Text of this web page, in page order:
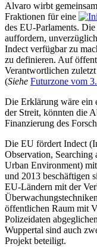
Alvaro wirbt
Fraktionen für eine
des EU-Parlaments.
auffordern,
Indect verfügbar zu
zu definieren. Auf
Verantwortlichen
(Siehe Futurzone vom
Die Erklärung wäre ein
der Streit, könnten die
Finanzierung des
Die EU fördert Indect
Observation,
Urban Environment)
und 2013 beschäftigen
EU-Ländern mit der
öffentlichen Raum mit
Polizeidaten
Wuppertal sind auch
Projekt beteiligt.